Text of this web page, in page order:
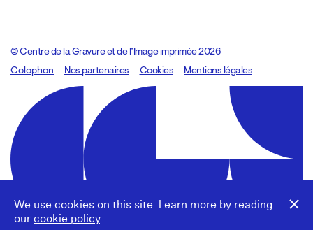
We use cookies on this site. Learn more by reading
our cookie policy.
© Centre de la Gravure et de l’Image imprimée 2026
Colophon
Design:Marcel Kaczmarek, code:8080.studio
Nos partenaires Cookies Mentions légales